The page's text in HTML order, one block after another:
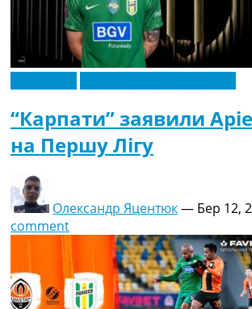
Categories
Головна
Новини футболу
Відео
Новини футболу України
Футбольні трансфери
Конкурс прогнозів
Логін
Рейтінги
Правила
Колективний прогноз
Турніри
Чемпіонат Світу
“Карпати” заявили
на Першу Лігу
Олександр Яцентюк— Бер 12,
comment